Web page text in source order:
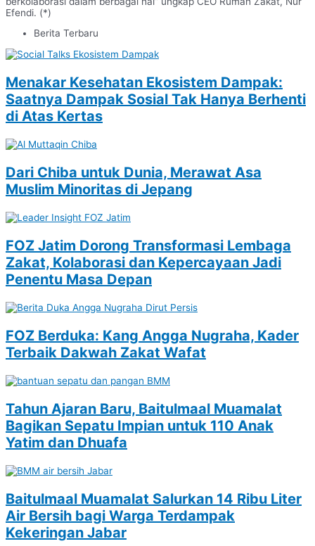
Efendi. (*)
Berita Terbaru
Menakar Kesehatan Ekosistem Dampak:
Saatnya Dampak Sosial Tak Hanya Berhenti
di Atas Kertas
Dari Chiba untuk Dunia, Merawat Asa
Muslim Minoritas di Jepang
FOZ Jatim Dorong Transformasi Lembaga
Zakat, Kolaborasi dan Kepercayaan Jadi
Penentu Masa Depan
FOZ Berduka: Kang Angga Nugraha, Kader
Terbaik Dakwah Zakat Wafat
Tahun Ajaran Baru, Baitulmaal Muamalat
Bagikan Sepatu Impian untuk 110 Anak
Yatim dan Dhuafa
Baitulmaal Muamalat Salurkan 14 Ribu Liter
Air Bersih bagi Warga Terdampak
Kekeringan Jabar